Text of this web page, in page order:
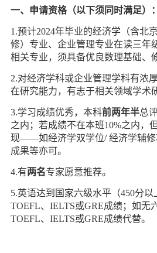
一、申请资格（以下须同时满足）：
1.预计2024年毕业的经济学（含北
修）专业、企业管理专业在读三年
相关专业，须具备优良数理基础、
2.对经济学科或企业管理学科有浓
在研究能力，有志于相关领域学术
3.学习成绩优秀，本科前两年半总
之内；若成绩不在本班10%之内，
现——如经济学双学位/ 经济学辅
成果等亦可。
4.有两名专家愿意推荐。
5.英语达到国家六级水平（450分
TOEFL、IELTS或GRE成绩；如无
TOEFL、IELTS或GRE成绩代替。